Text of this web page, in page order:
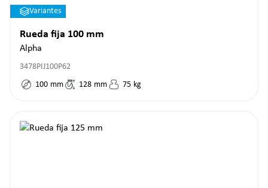
Variantes
Rueda fija 100 mm
Alpha
3478PIJ100P62
100 mm 128 mm 75 kg